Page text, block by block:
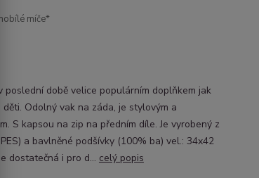
míče*
poslední době velice populárním doplňkem jak
děti. Odolný vak na záda, je stylovým a
S kapsou na zip na předním díle. Je vyrobený z
PES) a bavlněné podšívky (100% ba) vel.: 34x42
dostatečná i pro d... celý popis